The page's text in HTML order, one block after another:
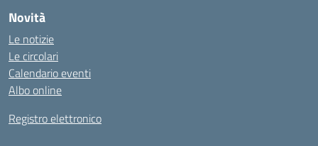
Novità
Le notizie
Le circolari
Calendario eventi
Albo online
Registro elettronico